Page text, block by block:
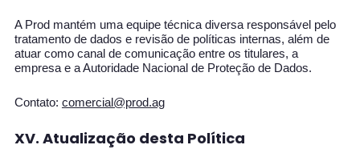
A Prod mantém uma equipe técnica diversa responsável pelo
tratamento de dados e revisão de políticas internas, além de
atuar como canal de comunicação entre os titulares, a
empresa e a Autoridade Nacional de Proteção de Dados.
Contato: comercial@prod.ag
XV. Atualização desta Política